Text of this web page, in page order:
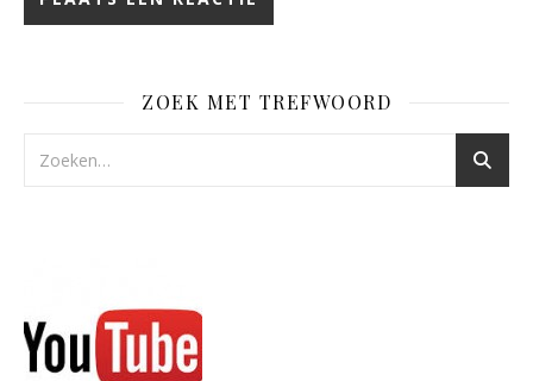
ZOEK MET TREFWOORD